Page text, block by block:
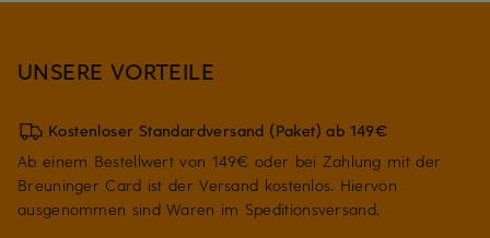
UNSERE VORTEILE
Kostenloser Standardversand (Paket) ab 149€
Ab einem Bestellwert von 149€ oder bei Zahlung mit der
Breuninger Card ist der Versand kostenlos. Hiervon
ausgenommen sind Waren im Speditionsversand.